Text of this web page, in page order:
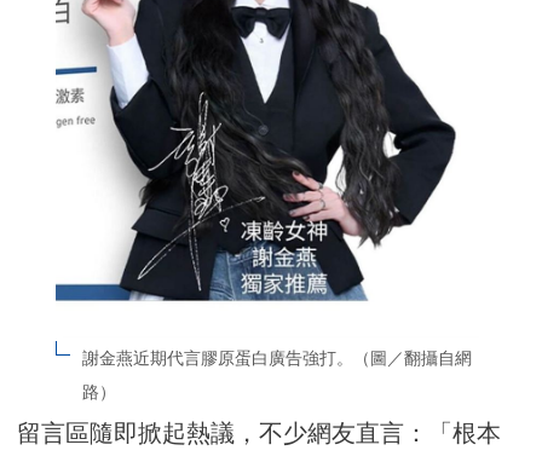
謝金燕近期代言膠原蛋白廣告強打。（圖／翻攝自網
路）
留言區隨即掀起熱議，不少網友直言：「根本